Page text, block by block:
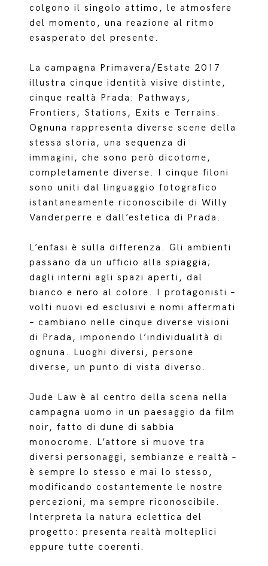
colgono il singolo attimo, le atmosfere
del momento, una reazione al ritmo
esasperato del presente.
La campagna Primavera/Estate 2017
illustra cinque identità visive distinte,
cinque realtà Prada: Pathways,
Frontiers, Stations, Exits e Terrains.
Ognuna rappresenta diverse scene della
stessa storia, una sequenza di
immagini, che sono però dicotome,
completamente diverse. I cinque filoni
sono uniti dal linguaggio fotografico
istantaneamente riconoscibile di Willy
Vanderperre e dall’estetica di Prada.
L’enfasi è sulla differenza. Gli ambienti
passano da un ufficio alla spiaggia;
dagli interni agli spazi aperti, dal
bianco e nero al colore. I protagonisti –
volti nuovi ed esclusivi e nomi affermati
– cambiano nelle cinque diverse visioni
di Prada, imponendo l’individualità di
ognuna. Luoghi diversi, persone
diverse, un punto di vista diverso.
Jude Law è al centro della scena nella
campagna uomo in un paesaggio da film
noir, fatto di dune di sabbia
monocrome. L’attore si muove tra
diversi personaggi, sembianze e realtà –
è sempre lo stesso e mai lo stesso,
modificando costantemente le nostre
percezioni, ma sempre riconoscibile.
Interpreta la natura eclettica del
progetto: presenta realtà molteplici
eppure tutte coerenti.